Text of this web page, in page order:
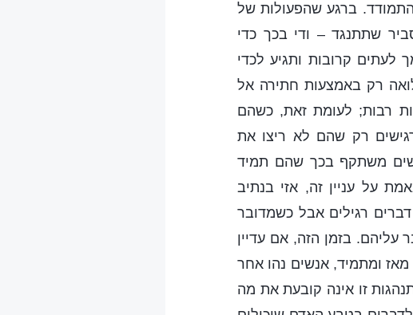
ברגע שהפעולות של
שתתנגד – ודי בכך כדי
קרובות ותגיע לכדי
רק באמצעות חתירה אל
רבות; לעומת זאת, כשהם
רק שהם לא ריצו את
משתקף בכך שהם תמיד
על עניין זה, אזי בנתיב
רגילים אבל כשמדובר
עליהם. בזמן הזה, אם עדיין
ומתמיד, אנשים נהו אחר
זו אינה קובעת את מה